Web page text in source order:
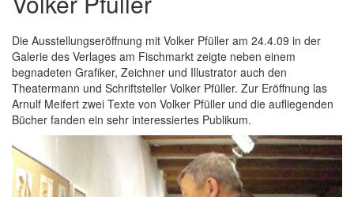
Die Ausstellungseröffnung mit Volker Pfüller am 24.4.09 in der
Galerie des Verlages am Fischmarkt zeigte neben einem
begnadeten Grafiker, Zeichner und Illustrator auch den
Theatermann und Schriftsteller Volker Pfüller. Zur Eröffnung las
Arnulf Meifert zwei Texte von Volker Pfüller und die aufliegenden
Bücher fanden ein sehr interessiertes Publikum.